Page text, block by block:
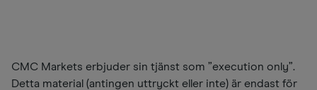
CMC Markets erbjuder sin tjänst som ”execution only”.
Detta material (antingen uttryckt eller inte) är endast för